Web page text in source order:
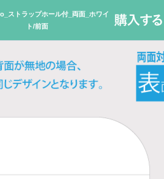
ストラップホール付_両面_ホワイ
ト/前面